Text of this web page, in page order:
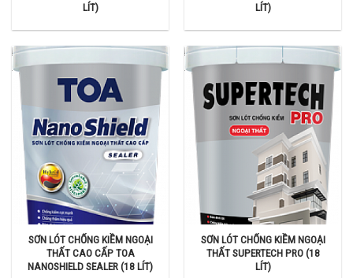
LÍT)
LÍT)
SƠN LÓT CHỐNG KIỀM NGOẠI
THẤT CAO CẤP TOA
NANOSHIELD SEALER (18 LÍT)
SƠN LÓT CHỐNG KIỀM NGOẠI
THẤT SUPERTECH PRO (18
LÍT)